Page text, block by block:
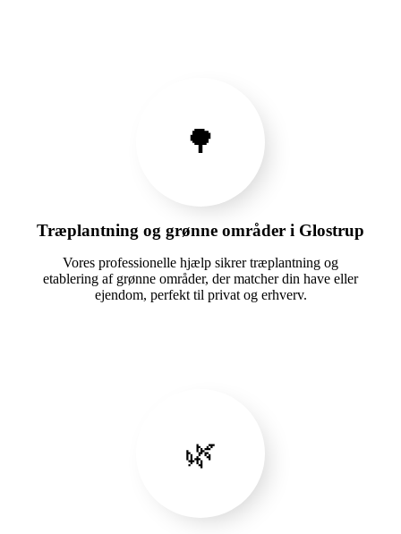
🌳
Træplantning og grønne områder i Glostrup
Vores professionelle hjælp sikrer træplantning og
etablering af grønne områder, der matcher din have eller
ejendom, perfekt til privat og erhverv.
🌿